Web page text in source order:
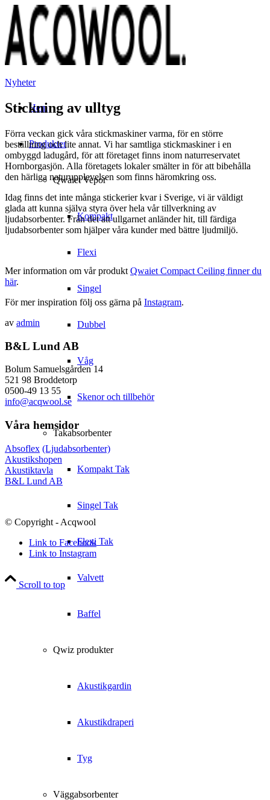
Hem
Produkter
Qwaiet Vepor
Kompakt
Flexi
Singel
Dubbel
Våg
Skenor och tillbehör
Takabsorbenter
Kompakt Tak
Singel Tak
Flexi Tak
Valvett
Baffel
Qwiz produkter
Akustikgardin
Akustikdraperi
Tyg
Väggabsorbenter
Nyheter
Stickning av ulltyg
Förra veckan gick våra stickmaskiner varma, för en större
beställning och lite annat. Vi har samtliga stickmaskiner i en
ombyggd ladugård, för att företaget finns inom naturreservatet
Hornborgasjön. Alla företagets lokaler smälter in för att bibehålla
den härliga naturupplevelsen som finns häromkring oss.
Idag finns det inte många stickerier kvar i Sverige, vi är väldigt
glada att kunna själva styra över hela vår tillverkning av
ljudabsorbenter. Från det att ullgarnet anländer hit, till färdiga
ljudabsorbenter som hjälper våra kunder med bättre ljudmiljö.
Mer information om vår produkt Qwaiet Compact Ceiling finner du
här.
För mer inspiration följ oss gärna på Instagram.
av admin
B&L Lund AB
Bolum Samuelsgården 14
521 98 Broddetorp
0500-49 13 55
info@acqwool.se
Våra hemsidor
Absoflex (Ljudabsorbenter)
Akustikshopen
Akustiktavla
B&L Lund AB
© Copyright - Acqwool
Link to Facebook
Link to Instagram
Scroll to top